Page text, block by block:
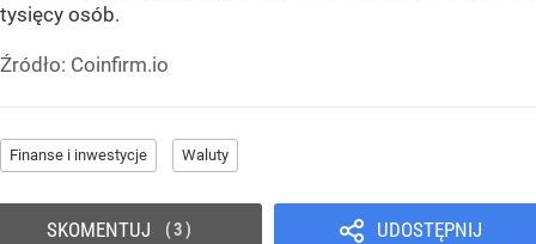
tysięcy osób.
Źródło: Coinfirm.io
Finanse i inwestycje Waluty
UDOSTĘPNIJ
SKOMENTUJ 3